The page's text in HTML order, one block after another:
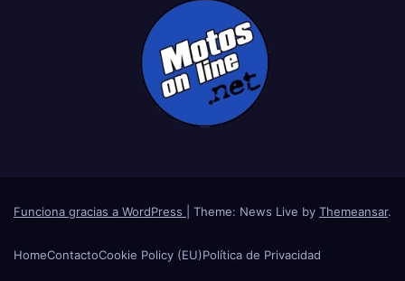
Funciona gracias a WordPress Theme: News Live by Themeansar.
HomeContactoCookie Policy (EU)Política de Privacidad